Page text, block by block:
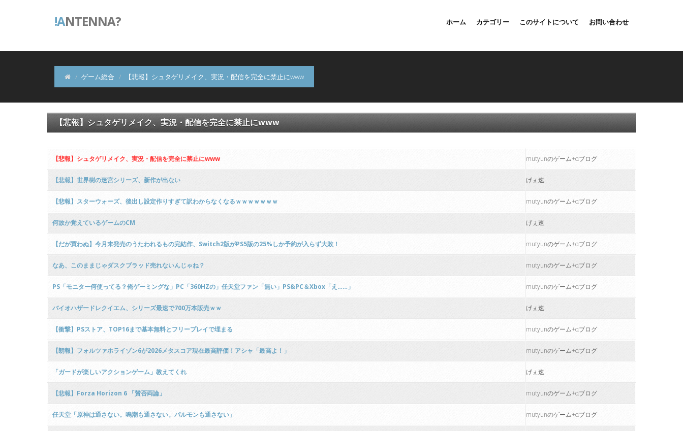
!ANTENNA? ホーム カテゴリー このサイトについて お問い合わせ
ゲーム総合 【悲報】シュタゲリメイク、実況・配信を完全に禁止にwww
【悲報】シュタゲリメイク、実況・配信を完全に禁止にwww
【悲報】シュタゲリメイク、実況・配信を完全に禁止にwww mutyunのゲーム+αブログ
【悲報】世界樹の迷宮シリーズ、新作が出ない げぇ速
【悲報】スターウォーズ、後出し設定作りすぎて訳わからなくなるｗｗｗｗｗｗｗ mutyunのゲーム+αブログ
何故か覚えているゲームのCM げぇ速
【だが買わぬ】今月末発売のうたわれるもの完結作、Switch2版がPS5版の25%しか予約が入らず大敗！ mutyunのゲーム+αブログ
なあ、このままじゃダスクブラッド売れないんじゃね？ mutyunのゲーム+αブログ
PS「モニター何使ってる？俺ゲーミングな」PC「360HZの」任天堂ファン「無い」PS&PC＆Xbox「え……」 mutyunのゲーム+αブログ
バイオハザードレクイエム、シリーズ最速で700万本販売ｗｗ げぇ速
【衝撃】PSストア、TOP16まで基本無料とフリープレイで埋まる mutyunのゲーム+αブログ
【朗報】フォルツァホライゾン6が2026メタスコア現在最高評価！アシャ「最高よ！」 mutyunのゲーム+αブログ
「ガードが楽しいアクションゲーム」教えてくれ げぇ速
【悲報】Forza Horizon 6 「賛否両論」 mutyunのゲーム+αブログ
任天堂「原神は通さない。鳴潮も通さない。パルモンも通さない」 mutyunのゲーム+αブログ